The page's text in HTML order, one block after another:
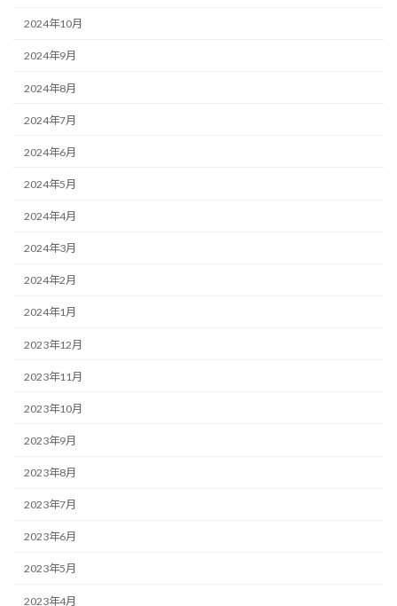
2024年10月
2024年9月
2024年8月
2024年7月
2024年6月
2024年5月
2024年4月
2024年3月
2024年2月
2024年1月
2023年12月
2023年11月
2023年10月
2023年9月
2023年8月
2023年7月
2023年6月
2023年5月
2023年4月